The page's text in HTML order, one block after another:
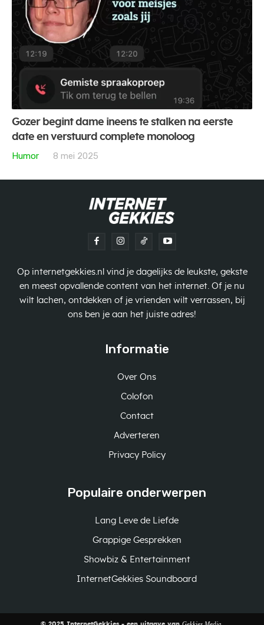
Gozer begint dame ineens te stalken na eerste
date en verstuurd complete monoloog
Humor
8 mei 2025
Op internetgekkies.nl vind je dagelijks de leukste, gekste
en meest opvallende content van het internet. Of je nu
wilt lachen, ontdekken of je vrienden wilt verrassen, bij
ons ben je aan het juiste adres!
Informatie
Over Ons
Colofon
Contact
Adverteren
Privacy Policy
Populaire onderwerpen
Lang Leve de Liefde
Grappige Gesprekken
Showbiz & Entertainment
InternetGekkies Soundboard
Gekkies Media